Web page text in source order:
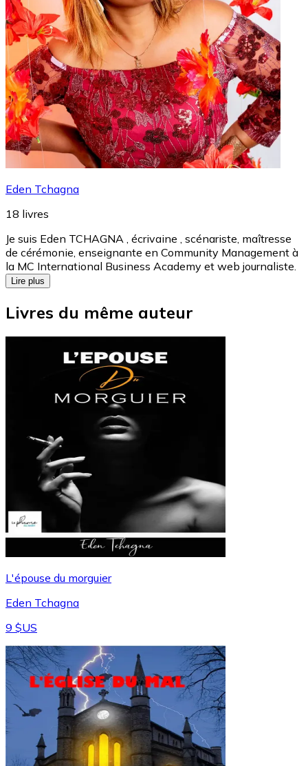
Eden Tchagna
18 livres
Je suis Eden TCHAGNA , écrivaine , scénariste, maîtresse
de cérémonie, enseignante en Community Management à
la MC International Business Academy et web journaliste.
Lire plus
Livres du même auteur
L'épouse du morguier
Eden Tchagna
9 $US